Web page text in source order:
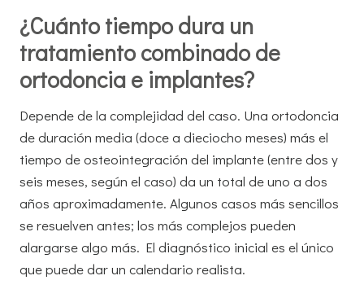
¿Cuánto tiempo dura un
tratamiento combinado de
ortodoncia e implantes?
Depende de la complejidad del caso. Una ortodoncia
de duración media (doce a dieciocho meses) más el
tiempo de osteointegración del implante (entre dos y
seis meses, según el caso) da un total de uno a dos
años aproximadamente. Algunos casos más sencillos
se resuelven antes; los más complejos pueden
alargarse algo más. El diagnóstico inicial es el único
que puede dar un calendario realista.